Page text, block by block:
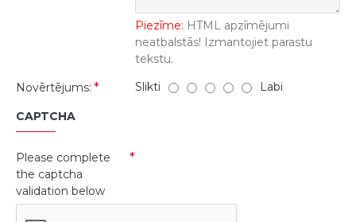
Piezīme: HTML apzīmējumi
neatbalstās! Izmantojiet parastu
tekstu.
Novērtējums:
Slikti Labi
CAPTCHA
Please complete
the captcha
validation below